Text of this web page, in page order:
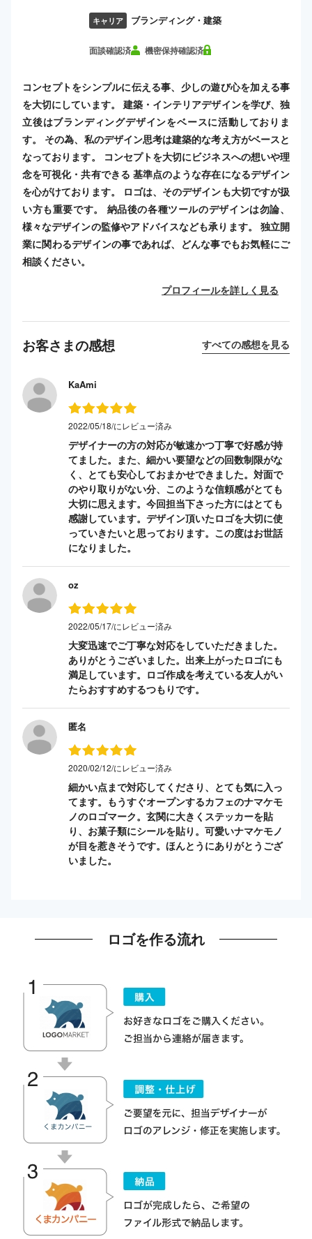
キャリア ブランディング・建築
面談確認済 機密保持確認済
コンセプトをシンプルに伝える事、少しの遊び心を加える事
を大切にしています。 建築・インテリアデザインを学び、独
立後はブランディングデザインをベースに活動しておりま
す。 その為、私のデザイン思考は建築的な考え方がベースと
なっております。 コンセプトを大切にビジネスへの想いや理
念を可視化・共有できる 基準点のような存在になるデザイン
を心がけております。 ロゴは、そのデザインも大切ですが扱
い方も重要です。 納品後の各種ツールのデザインは勿論、
様々なデザインの監修やアドバイスなども承ります。 独立開
業に関わるデザインの事であれば、どんな事でもお気軽にご
相談ください。
プロフィールを詳しく見る
お客さまの感想 すべての感想を見る
KaAmi
2022/05/18/にレビュー済み
デザイナーの方の対応が敏速かつ丁寧で好感が持
てました。また、細かい要望などの回数制限がな
く、とても安心しておまかせできました。対面で
のやり取りがない分、このような信頼感がとても
大切に思えます。今回担当下さった方にはとても
感謝しています。デザイン頂いたロゴを大切に使
っていきたいと思っております。この度はお世話
になりました。
oz
2022/05/17/にレビュー済み
大変迅速でご丁寧な対応をしていただきました。
ありがとうございました。出来上がったロゴにも
満足しています。ロゴ作成を考えている友人がい
たらおすすめするつもりです。
匿名
2020/02/12/にレビュー済み
細かい点まで対応してくださり、とても気に入っ
てます。もうすぐオープンするカフェのナマケモ
ノのロゴマーク。玄関に大きくステッカーを貼
り、お菓子類にシールを貼り。可愛いナマケモノ
が目を惹きそうです。ほんとうにありがとうござ
いました。
ロゴを作る流れ